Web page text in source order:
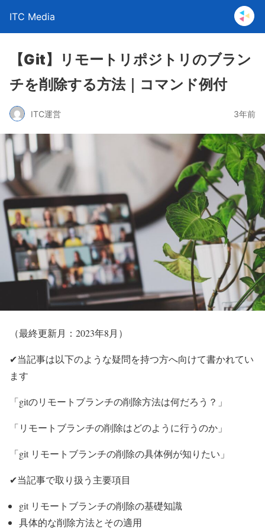
ITC Media
【Git】リモートリポジトリのブラン
チを削除する方法｜コマンド例付
ITC運営 3年前
（最終更新月：2023年8月）
✔当記事は以下のような疑問を持つ方へ向けて書かれてい
ます
「gitのリモートブランチの削除方法は何だろう？」
「リモートブランチの削除はどのように行うのか」
「git リモートブランチの削除の具体例が知りたい」
✔当記事で取り扱う主要項目
git リモートブランチの削除の基礎知識
具体的な削除方法とその適用